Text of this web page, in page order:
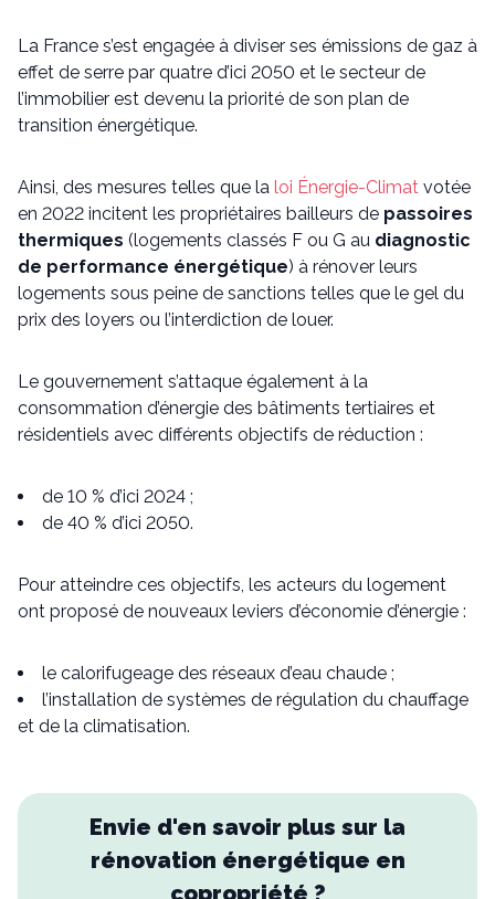
La France s’est engagée à diviser ses émissions de gaz à
effet de serre par quatre d’ici 2050 et le secteur de
l’immobilier est devenu la priorité de son plan de
transition énergétique.
Ainsi, des mesures telles que la loi Énergie-Climat votée
en 2022 incitent les propriétaires bailleurs de passoires
thermiques (logements classés F ou G au diagnostic
de performance énergétique) à rénover leurs
logements sous peine de sanctions telles que le gel du
prix des loyers ou l’interdiction de louer.
Le gouvernement s’attaque également à la
consommation d’énergie des bâtiments tertiaires et
résidentiels avec différents objectifs de réduction :
de 10 % d’ici 2024 ;
de 40 % d’ici 2050.
Pour atteindre ces objectifs, les acteurs du logement
ont proposé de nouveaux leviers d’économie d’énergie :
le calorifugeage des réseaux d’eau chaude ;
l’installation de systèmes de régulation du chauffage
et de la climatisation.
Envie d'en savoir plus sur la
rénovation énergétique en
copropriété ?